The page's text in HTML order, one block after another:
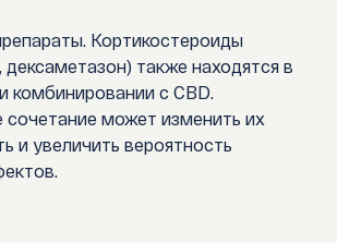
Кортикостероиды
дексаметазон) также находятся в
комбинировании с CBD.
сочетание может изменить их
и увеличить вероятность